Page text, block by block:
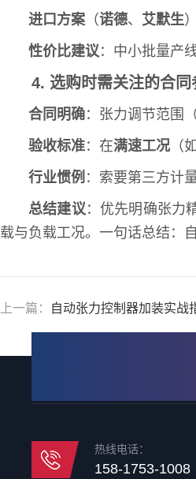
进口方案（诺德、 艾默生
性价比建议：中小批量产
4. 选购时需关注的合
合同明确：张力调节范围
验收标准：在满速工况（
行业惯例 ：索要第三方计
总结建议：优先明确张力
载与负载工况。一句话总结：
上一篇： 自动张力控制器加装实战
热线电话：
158-1753-1008